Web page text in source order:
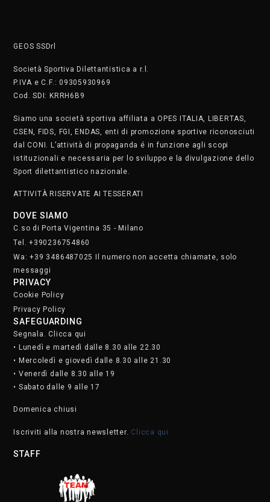
GEOS SSDrl
Società Sportiva Dilettantistica a r.l.
P.IVA e C.F.: 09305930969
Cod. SDI: KRRH6B9
Siamo una società sportiva affiliata a OPES ITALIA, LIBERTAS,
CSEN, FIDS, FGI, ENDAS, enti di promozione sportive riconosciuti
dal CONI. L’attività di propaganda é in funzione agli scopi
istituzionali e necessaria per lo sviluppo e la divulgazione dello
Sport dilettantistico nazionale.
ATTIVITÀ RISERVATE AI TESSERATI
DOVE SIAMO
C.so di Porta Vigentina 35 - Milano
Tel. +390236754860
Wa: +39 3486487025 Il numero non accetta chiamate, solo
messaggi
PRIVACY
Cookie Policy
Privacy Policy
SAFEGUARDING
Segnala. Clicca qui
• Lunedì e martedì dalle 8.30 alle 22.30
• Mercoledì e giovedì dalle 8.30 alle 21.30
• Venerdì dalle 8.30 alle 19
• Sabato dalle 9 alle 17
Domenica chiusi
Iscriviti alla nostra newsletter. Clicca qui
STAFF